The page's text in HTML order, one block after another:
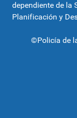
dependiente de la
Planificación y
©Policía de